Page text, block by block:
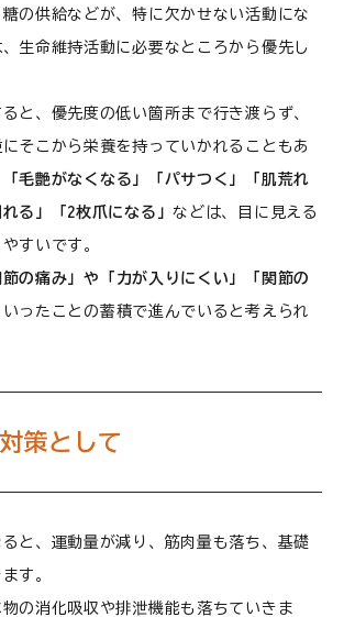
の供給などが、特に欠かせない活動にな
生命維持活動に必要なところから優先し
と、優先度の低い箇所まで行き渡らず、
そこから栄養を持っていかれることもあ
「毛艶がなくなる」「パサつく」「肌荒れ
る」「2枚爪になる」などは、目に見える
すいです。
節の痛み」や「力が入りにくい」「関節の
ったことの蓄積で進んでいると考えられ
策として
と、運動量が減り、筋肉量も落ち、基礎
す。
の消化吸収や排泄機能も落ちていきま